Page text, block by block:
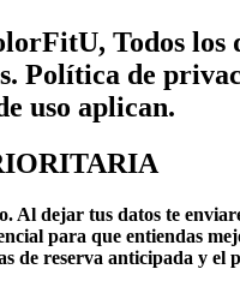
Todos los
Política de
uso aplican.
Al dejar tus datos te
para que entiendas
de reserva anticipada y el